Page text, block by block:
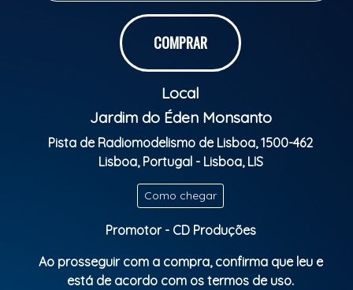
Sexta não é dia de ficar em casa… é dia de viver
E essa sexta é NOSSA!
Classificação etária: M16
COMPRAR
Local
Jardim do Éden Monsanto
Pista de Radiomodelismo de Lisboa, 1500-462
Lisboa, Portugal - Lisboa, LIS
Como chegar
Promotor - CD Produções
Ao prosseguir com a compra, confirma que leu e
está de acordo com os termos de uso.